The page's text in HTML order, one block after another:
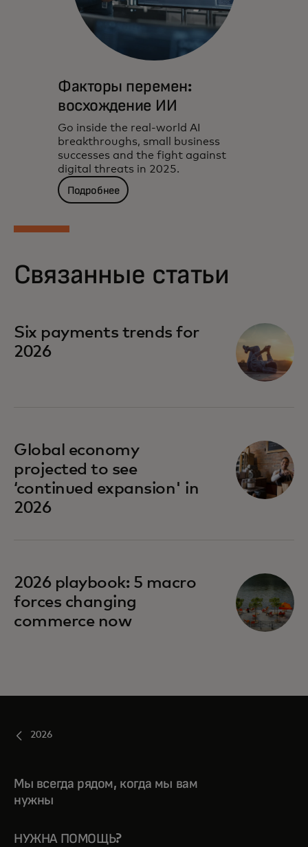
Факторы перемен:
восхождение ИИ
Go inside the real-world AI
breakthroughs, small business
successes and the fight against
digital threats in 2025.
Подробнее
Связанные статьи
Six payments trends for
2026
Global economy
projected to see
‘continued expansion' in
2026
2026 playbook: 5 macro
forces changing
commerce now
opens in a new tab
2026
Мы всегда рядом, когда мы вам
нужны
НУЖНА ПОМОЩЬ?